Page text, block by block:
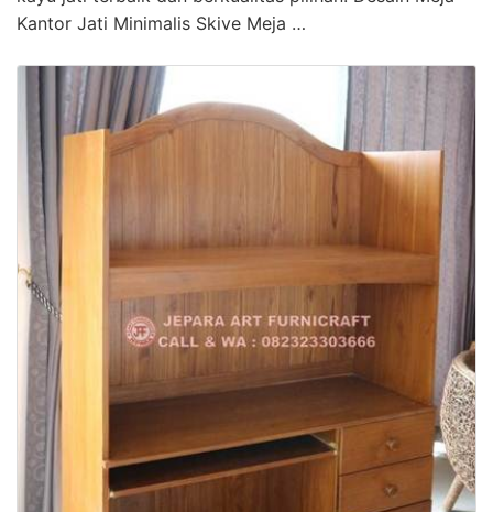
Kantor Jati Minimalis Skive Meja …